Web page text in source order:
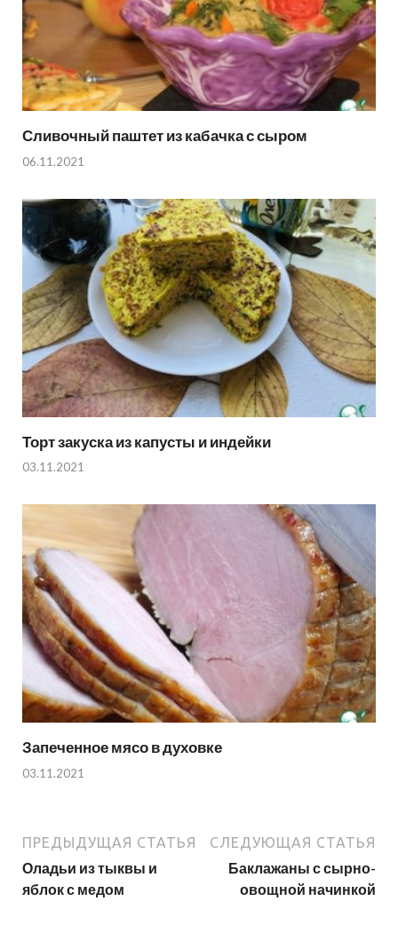
Сливочный паштет из кабачка с сыром
06.11.2021
Торт закуска из капусты и индейки
03.11.2021
Запеченное мясо в духовке
03.11.2021
ПРЕДЫДУЩАЯ СТАТЬЯ
Оладьи из тыквы и
яблок с медом
СЛЕДУЮЩАЯ СТАТЬЯ
Баклажаны с сырно-
овощной начинкой